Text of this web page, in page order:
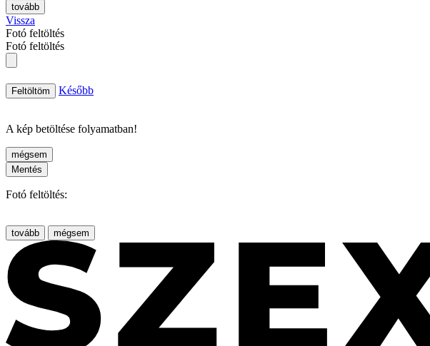
tovább
Vissza
Fotó feltöltés
Fotó feltöltés
Feltöltöm Később
A kép betöltése folyamatban!
mégsem
Mentés
Fotó feltöltés:
tovább mégsem